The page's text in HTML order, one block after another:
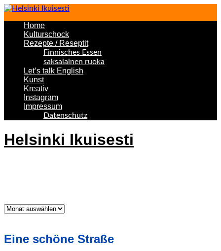
Home
Kulturschock
Rezepte / Reseptit
Finnisches Essen
saksalainen ruoka
Let’s talk English
Kunst
Kreativ
Instagram
Impressum
Datenschutz
Helsinki Ikuisesti
Was
Eine schöne Straße